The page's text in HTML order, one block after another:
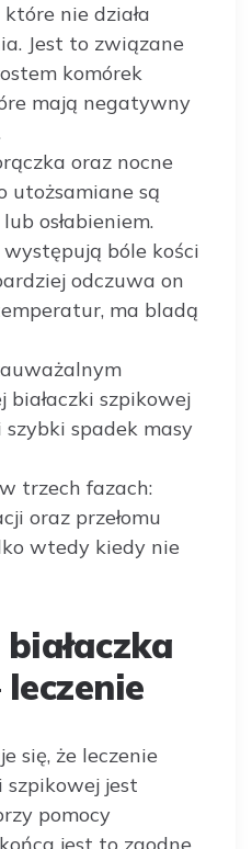
nie działa
Jest to związane
komórek
mają negatywny
oraz nocne
utożsamiane są
osłabieniem.
występują bóle kości
odczuwa on
ma bladą
białaczki szpikowej
spadek masy
trzech fazach:
oraz przełomu
wtedy kiedy nie
się, że leczenie
szpikowej jest
pomocy
jest to zgodne